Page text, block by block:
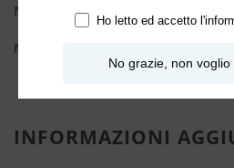
Note di cuore:
Note di fondo:
INFORMAZIONI
Ho letto ed accetto l'
No grazie, non